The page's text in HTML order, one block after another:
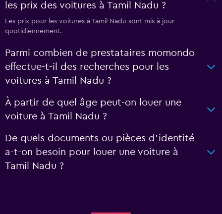
les prix des voitures à Tamil Nadu ?
Les prix pour les voitures à Tamil Nadu sont mis à jour
quotidiennement.
Parmi combien de prestataires momondo
effectue-t-il des recherches pour les
voitures à Tamil Nadu ?
À partir de quel âge peut-on louer une
voiture à Tamil Nadu ?
De quels documents ou pièces d'identité
a-t-on besoin pour louer une voiture à
Tamil Nadu ?